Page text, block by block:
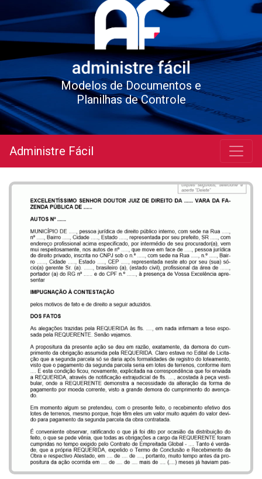
Modelos de Documentos e
Planilhas de Controle
Administre Fácil